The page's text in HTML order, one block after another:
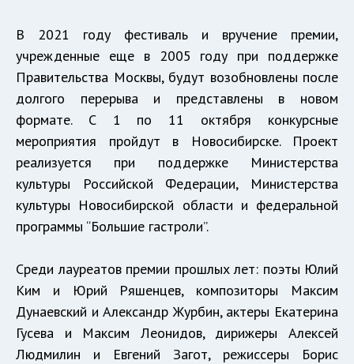
В 2021 году фестиваль и вручение премии,
учрежденные еще в 2005 году при поддержке
Правительства Москвы, будут возобновлены после
долгого перерыва и представлены в новом
формате. С 1 по 11 октября конкурсные
мероприятия пройдут в Новосибирске. Проект
реализуется при поддержке Министерства
культуры Российской Федерации, Министерства
культуры Новосибирской области и федеральной
программы “Большие гастроли”.
Среди лауреатов премии прошлых лет: поэты Юлий
Ким и Юрий Ряшенцев, композиторы Максим
Дунаевский и Александр Журбин, актеры Екатерина
Гусева и Максим Леонидов, дирижеры Алексей
Людмилин и Евгений Загот, режиссеры Борис